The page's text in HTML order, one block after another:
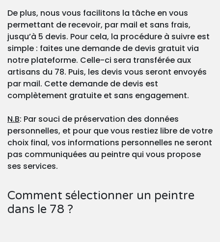
De plus, nous vous facilitons la tâche en vous
permettant de recevoir, par mail et sans frais,
jusqu’à 5 devis. Pour cela, la procédure à suivre est
simple : faites une demande de devis gratuit via
notre plateforme. Celle-ci sera transférée aux
artisans du 78. Puis, les devis vous seront envoyés
par mail. Cette demande de devis est
complètement gratuite et sans engagement.
N.B: Par souci de préservation des données
personnelles, et pour que vous restiez libre de votre
choix final, vos informations personnelles ne seront
pas communiquées au peintre qui vous propose
ses services.
Comment sélectionner un peintre
dans le 78 ?